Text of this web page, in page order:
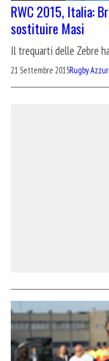
RWC 2015, Italia:
sostituire Masi
Il trequarti delle Zebre
21 Settembre 2015Rugby